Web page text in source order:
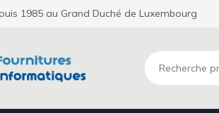
1985 au Grand Duché de Luxembourg